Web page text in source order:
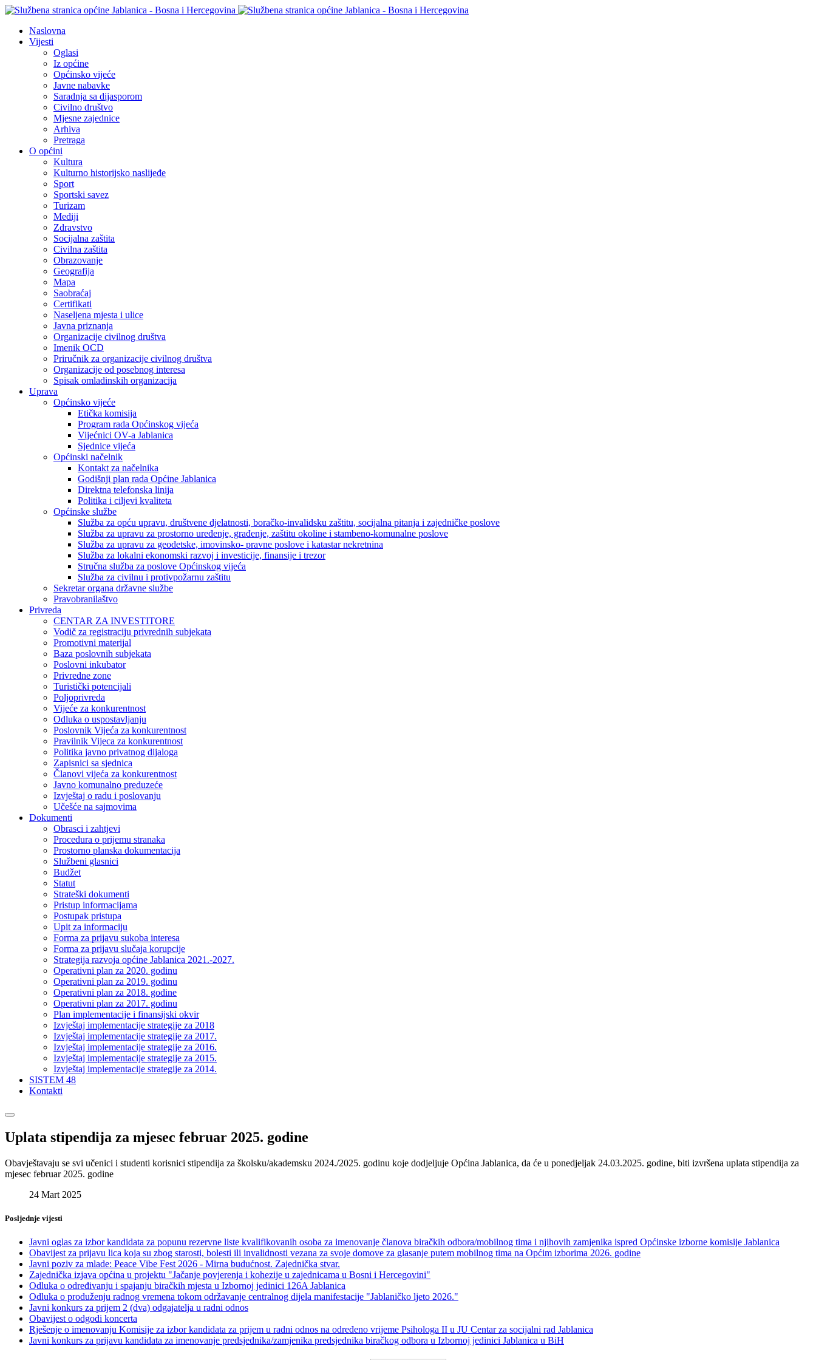
Naslovna
Vijesti
Oglasi
Iz općine
Općinsko vijeće
Javne nabavke
Saradnja sa dijasporom
Civilno društvo
Mjesne zajednice
Arhiva
Pretraga
O općini
Kultura
Kulturno historijsko naslijeđe
Sport
Sportski savez
Turizam
Mediji
Zdravstvo
Socijalna zaštita
Civilna zaštita
Obrazovanje
Geografija
Mapa
Saobraćaj
Certifikati
Naseljena mjesta i ulice
Javna priznanja
Organizacije civilnog društva
Imenik OCD
Priručnik za organizacije civilnog društva
Organizacije od posebnog interesa
Spisak omladinskih organizacija
Uprava
Općinsko vijeće
Etička komisija
Program rada Općinskog vijeća
Vijećnici OV-a Jablanica
Sjednice vijeća
Općinski načelnik
Kontakt za načelnika
Godišnji plan rada Općine Jablanica
Direktna telefonska linija
Politika i ciljevi kvaliteta
Općinske službe
Služba za opću upravu, društvene djelatnosti, boračko-invalidsku zaštitu, socijalna pitanja i zajedničke poslove
Služba za upravu za prostorno uređenje, građenje, zaštitu okoline i stambeno-komunalne poslove
Služba za upravu za geodetske, imovinsko- pravne poslove i katastar nekretnina
Služba za lokalni ekonomski razvoj i investicije, finansije i trezor
Stručna služba za poslove Općinskog vijeća
Služba za civilnu i protivpožarnu zaštitu
Sekretar organa državne službe
Pravobranilaštvo
Privreda
CENTAR ZA INVESTITORE
Vodič za registraciju privrednih subjekata
Promotivni materijal
Baza poslovnih subjekata
Poslovni inkubator
Privredne zone
Turistički potencijali
Poljoprivreda
Vijeće za konkurentnost
Odluka o uspostavljanju
Poslovnik Vijeća za konkurentnost
Pravilnik Vijeca za konkurentnost
Politika javno privatnog dijaloga
Zapisnici sa sjednica
Članovi vijeća za konkurentnost
Javno komunalno preduzeće
Izvještaj o radu i poslovanju
Učešće na sajmovima
Dokumenti
Obrasci i zahtjevi
Procedura o prijemu stranaka
Prostorno planska dokumentacija
Službeni glasnici
Budžet
Statut
Strateški dokumenti
Pristup informacijama
Postupak pristupa
Upit za informaciju
Forma za prijavu sukoba interesa
Forma za prijavu slučaja korupcije
Strategija razvoja općine Jablanica 2021.-2027.
Operativni plan za 2020. godinu
Operativni plan za 2019. godinu
Operativni plan za 2018. godine
Operativni plan za 2017. godinu
Plan implementacije i finansijski okvir
Izvještaj implementacije strategije za 2018
Izvještaj implementacije strategije za 2017.
Izvještaj implementacije strategije za 2016.
Izvještaj implementacije strategije za 2015.
Izvještaj implementacije strategije za 2014.
SISTEM 48
Kontakti
Uplata stipendija za mjesec februar 2025. godine
Obavještavaju se svi učenici i studenti korisnici stipendija za školsku/akademsku 2024./2025. godinu koje dodjeljuje Općina Jablanica, da će u ponedjeljak 24.03.2025. godine, biti izvršena uplata stipendija za
mjesec februar 2025. godine
24 Mart 2025
Posljednje vijesti
Javni oglas za izbor kandidata za popunu rezervne liste kvalifikovanih osoba za imenovanje članova biračkih odbora/mobilnog tima i njihovih zamjenika ispred Općinske izborne komisije Jablanica
Obavijest za prijavu lica koja su zbog starosti, bolesti ili invalidnosti vezana za svoje domove za glasanje putem mobilnog tima na Općim izborima 2026. godine
Javni poziv za mlade: Peace Vibe Fest 2026 - Mirna budućnost. Zajednička stvar.
Zajednička izjava općina u projektu "Jačanje povjerenja i kohezije u zajednicama u Bosni i Hercegovini"
Odluka o određivanju i spajanju biračkih mjesta u Izbornoj jedinici 126A Jablanica
Odluka o produženju radnog vremena tokom održavanje centralnog dijela manifestacije "Jablaničko ljeto 2026."
Javni konkurs za prijem 2 (dva) odgajatelja u radni odnos
Obavijest o odgodi koncerta
Rješenje o imenovanju Komisije za izbor kandidata za prijem u radni odnos na određeno vrijeme Psihologa II u JU Centar za socijalni rad Jablanica
Javni konkurs za prijavu kandidata za imenovanje predsjednika/zamjenika predsjednika biračkog odbora u Izbornoj jedinici Jablanica u BiH